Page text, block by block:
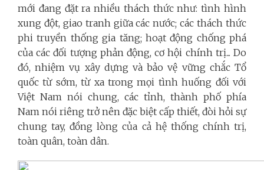
mới đang đặt ra nhiều thách thức như: tình hình
xung đột, giao tranh giữa các nước; các thách thức
phi truyền thống gia tăng; hoạt động chống phá
của các đối tượng phản động, cơ hội chính trị... Do
đó, nhiệm vụ xây dựng và bảo vệ vững chắc Tổ
quốc từ sớm, từ xa trong mọi tình huống đối với
Việt Nam nói chung, các tỉnh, thành phố phía
Nam nói riêng trở nên đặc biệt cấp thiết, đòi hỏi sự
chung tay, đồng lòng của cả hệ thống chính trị,
toàn quân, toàn dân.